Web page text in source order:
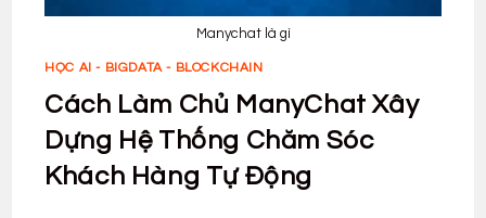
Manychat là gì
HỌC AI - BIGDATA - BLOCKCHAIN
Cách Làm Chủ ManyChat Xây
Dựng Hệ Thống Chăm Sóc
Khách Hàng Tự Động